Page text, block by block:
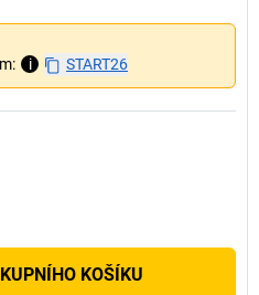
i START26
KOŠÍKU